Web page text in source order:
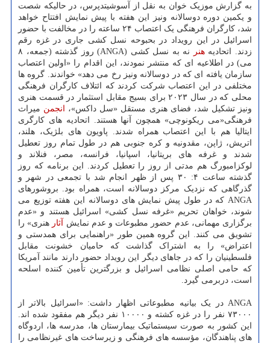
به گزارش موزیک خوان به نقل از آسوشیتدپرس، در حالیکه شصت
و یکمین دوره دوسالانه ونیز این هفته با پیش نمایش افتتاح خواهد
شد، کارگران فرهنگی یک اعتصاب ۲۴ ساعته را در مخالفت با حضور
اسرائیل در این رویداد در بحبوحه نسل کشی جاری در غزه رقم
زدند. اتحادیههنر
نه به نسل کشی (ANGA) روز گذشته (جمعه، ۸
می) در اطلاعیه ای که منتشر نمودند، این اقدام را «اولین اعتصاب
سازمان یافته ای که در دوسالانه ونیز رخ می دهد» خواندند. گروه ها
مختلفی در این اعتصاب شرکت کردند که ائتلاف کارگران فرهنگی
محلی که در سال ۲۰۲۳ برای بسیج مقابل استثمار در قسمت هنری
ونیز تشکیل شد، فضای هنری مستقل «سل داکس»،
انجمن میراث
فرهنگی«می ریکونوچی» همچون آنها هستند. اتحادیه های کارگری
ایتالیا هم با این اعتصاب همراه شدند. پاویون های بلژیک، هلند،
اتریش، ژاپن، مقدونیه و کره جنوبی هم در طول تمام روز تعطیل
شدند و غرفه های بریتانیا، اسپانیا، فرانسه، مصر، فنلاند و
لوکزامبورگ هم مدتی از روز را تعطیل کردند. این برنامه که روز
گذشته ساعت ۴: ۳۰ پس از ظهر انجام شد با تجمعی در شهر و
گذرگاهی که نزدیک مرکز دوسالانه است، همراه بود. بروشورهای
ANGA که در طول پیش نمایش های دوسالانه این هفته توزیع می
شوند، خواهان تحریم «غرفه نسل کشی» اسرائیل هستند و «عدم
برگزاری مهمانی، عدم حضور مطبوعات و عدم نمایش
آثار هنری» را
تشویق می کنند. این گروه همین طور «راهنمایی برای همدستی و
اعتراض» را به اشتراک گذاشت که حامیان خشونت مقابل
فلسطینیان را که در جاهای دیگر این رویداد حضور دارند مانند آمریکا
که حامی اصلی نظامی اسرائیل و بزرگترین تأمین کننده اسلحه
است، دربرمی گیرد.
ANGA در یک بیانیه مطبوعاتی اظهار داشت: «اسرائیل بالاتر از
۷۳۰۰۰ نفر را در غزه کشته و ۱۰۰۰۰ نفر دیگر هم مفقود شده اند.
این کشور به صورت سیستماتیک بیمارستان ها، مدرسه ها، اردوگاه
های پناهندگان، مؤسسه های فرهنگی و زیرساخت های غیرنظامی را